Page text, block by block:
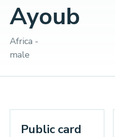
Ayoub
Africa -
male
Public card